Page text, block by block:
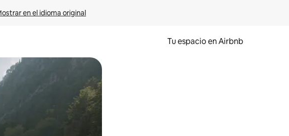
en el idioma original
Tu espacio en Airbnb